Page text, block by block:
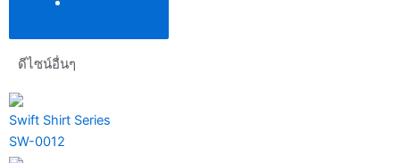
ดีไซน์อื่นๆ
Swift Shirt Series
SW-0012